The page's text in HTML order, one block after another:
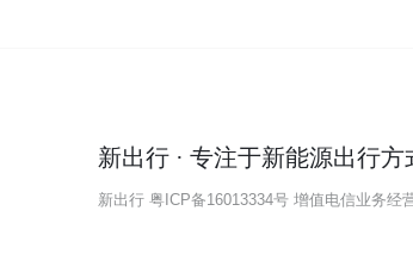
新出行 · 专注于新能源出行方
新出行 粤ICP备16013334号 增值电信业务经